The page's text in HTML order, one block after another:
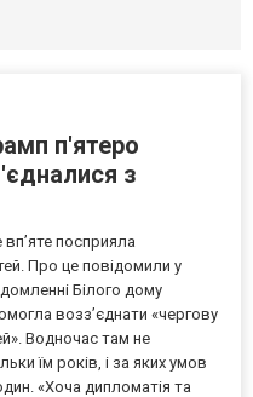
п'ятеро
з
посприяла
Про це повідомили у
Білого дому
возз’єднати «чергову
Водночас там не
їм років, і за яких умов
«Хоча дипломатія та